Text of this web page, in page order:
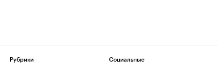
Рубрики
Социальные